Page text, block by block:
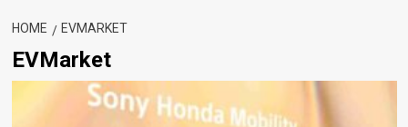
HOME EVMARKET
EVMarket